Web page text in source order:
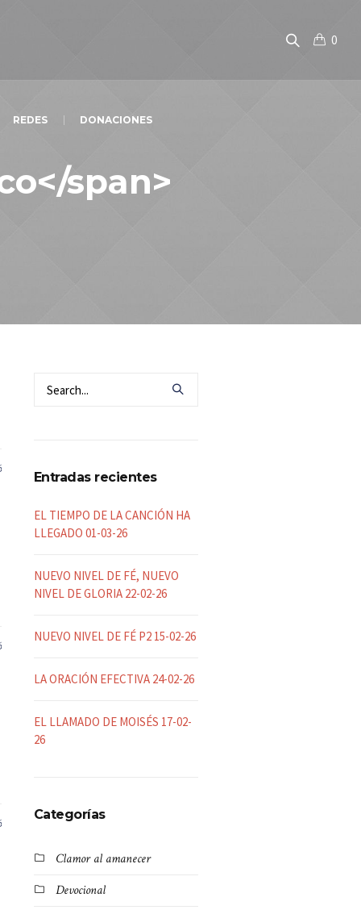
0
REDES DONACIONES
span>
Entradas recientes
EL TIEMPO DE LA CANCIÓN HA
LLEGADO 01-03-26
NUEVO NIVEL DE FÉ, NUEVO
NIVEL DE GLORIA 22-02-26
NUEVO NIVEL DE FÉ P2 15-02-26
LA ORACIÓN EFECTIVA 24-02-26
EL LLAMADO DE MOISÉS 17-02-
26
Categorías
Clamor al amanecer
Devocional